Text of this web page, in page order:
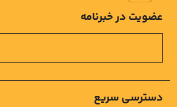
دسترسی سریع
عضویت در خبرنامه